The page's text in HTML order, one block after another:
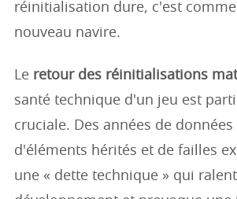
réinitialisation dure, c'est
nouveau navire.
Le retour des réinitialisations
santé technique d'un jeu est
cruciale. Des années de
d'éléments hérités et de failles
une « dette technique » qui